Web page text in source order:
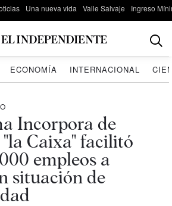
Una nueva vida Valle Salvaje Ingreso
ECONOMÍA INTERNACIONAL
Incorpora de
Caixa" facilitó
empleos a
situación de